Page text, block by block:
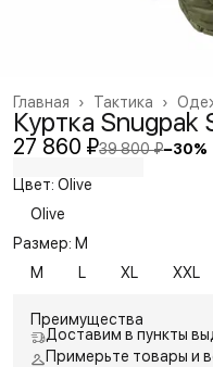
Тактика ›
Главная ›
Куртка Snugpak
27 860 ₽39 800 ₽−30%
Цвет: Olive
Olive
Размер: M
M
L XL XXL
Преимущества
Доставим в пункты
Примерьте товары и